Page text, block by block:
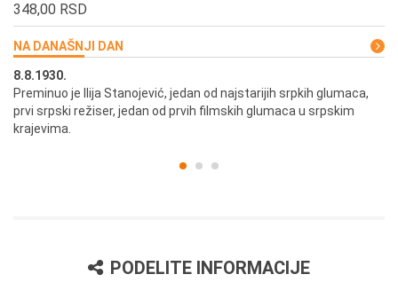
348,00 RSD
NA DANAŠNJI DAN
8.8.1930.
Preminuo je Ilija Stanojević, jedan od najstarijih srpkih glumaca,
prvi srpski režiser, jedan od prvih filmskih glumaca u srpskim
krajevima.
PODELITE INFORMACIJE